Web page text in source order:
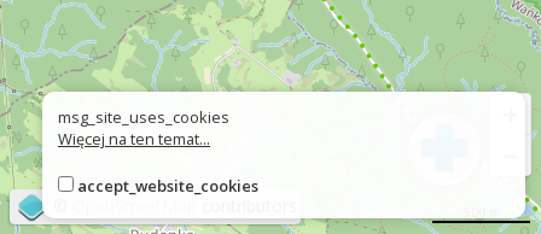
msg_site_uses_cookies
Więcej na ten temat...
accept_website_cookies